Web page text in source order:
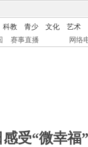
科教 青少 文化
艺术
赛事直播 网络
受“微幸福”